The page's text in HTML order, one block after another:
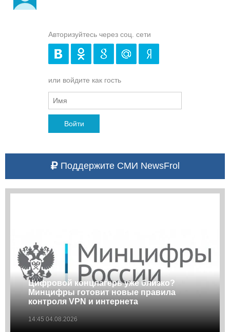
Авторизуйтесь через соц. сети
или войдите как гость
Войти
Поддержите СМИ NewsFrol
Цифровой концлагерь уже близко?
Минцифры готовит новые правила
контроля VPN и интернета
14:45 04.08.2026